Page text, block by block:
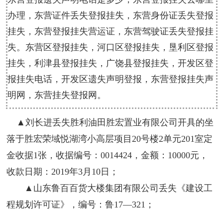
办理，东营证件丢失登报挂失，东营身份证丢失登报
挂失，东营登报挂失营运证，东营驾驶证丢失登报挂
失。东营区登报挂失，河口区登报挂失，垦利区登报
挂失，利津县登报挂失，广饶县登报挂失，开发区登
报挂失电话，开发区遗失声明登报，东营登报挂失声
明网，东营挂失登报网。
▲刘长进丢失胜利油田胜宏置业有限公司开具的坐
落于胜宏荣域悦湖湾小高层项目20号楼2单元201室定
金收据1张，收据编号：0014424，金额：10000元，
收款日期：2019年3月10日；
▲山东鲁百百货大楼集团有限公司丢失《建设工
程规划许可证》，编号：鲁17—321；